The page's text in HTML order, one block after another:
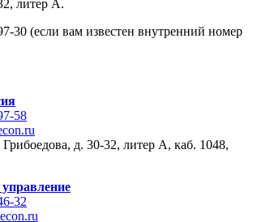
литер А.
30 (если вам известен внутренний номер
58
д. 30-32, литер А, каб. 1048,
32